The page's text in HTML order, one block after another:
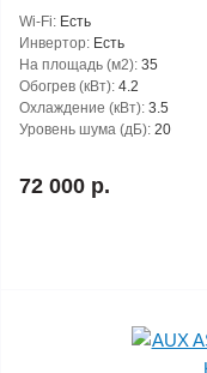
Wi-Fi: Есть
Инвертор: Есть
На площадь (м2): 35
Обогрев (кВт): 4.2
Охлаждение (кВт): 3.5
Уровень шума (дБ): 20
72 000 р.